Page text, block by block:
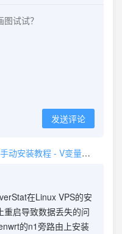
发送评论
LiNUX VPS上Server-Rust的手动安装教程 - V变量—建站日记
在Linux VPS的安
启导致数据丢失的问
的n1旁路由上安装